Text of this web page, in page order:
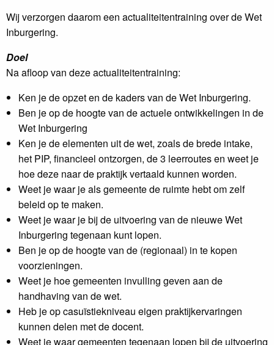
Wij verzorgen daarom een actualiteitentraining over de Wet
Inburgering.
Doel
Na afloop van deze actualiteitentraining:
Ken je de opzet en de kaders van de Wet Inburgering.
Ben je op de hoogte van de actuele ontwikkelingen in de
Wet Inburgering
Ken je de elementen uit de wet, zoals de brede intake,
het PIP, financieel ontzorgen, de 3 leerroutes en weet je
hoe deze naar de praktijk vertaald kunnen worden.
Weet je waar je als gemeente de ruimte hebt om zelf
beleid op te maken.
Weet je waar je bij de uitvoering van de nieuwe Wet
Inburgering tegenaan kunt lopen.
Ben je op de hoogte van de (regionaal) in te kopen
voorzieningen.
Weet je hoe gemeenten invulling geven aan de
handhaving van de wet.
Heb je op casuïstiekniveau eigen praktijkervaringen
kunnen delen met de docent.
Weet je waar gemeenten tegenaan lopen bij de uitvoering